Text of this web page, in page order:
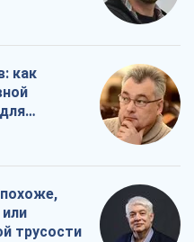
как
трусости